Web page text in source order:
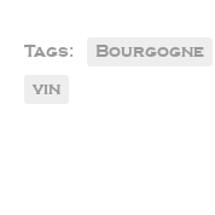
Tags: Bourgogne
vin